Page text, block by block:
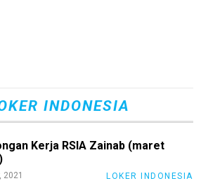
INDONESIA
Kerja RSIA Zainab (maret
2021 LOKER INDONESIA